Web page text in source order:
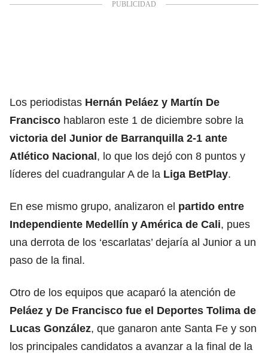
Los periodistas Hernán Peláez y Martín De
Francisco hablaron este 1 de diciembre sobre la
victoria del Junior de Barranquilla 2-1 ante
Atlético Nacional, lo que los dejó con 8 puntos y
líderes del cuadrangular A de la Liga BetPlay.
En ese mismo grupo, analizaron el partido entre
Independiente Medellín y América de Cali, pues
una derrota de los ‘escarlatas’ dejaría al Junior a un
paso de la final.
Otro de los equipos que acaparó la atención de
Peláez y De Francisco fue el Deportes Tolima de
Lucas González, que ganaron ante Santa Fe y son
los principales candidatos a avanzar a la final de la